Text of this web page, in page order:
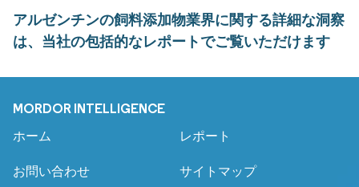
アルゼンチンの飼料添加物業界に関する詳細な洞察
は、当社の包括的なレポートでご覧いただけます
MORDOR INTELLIGENCE
ホーム レポート
お問い合わせ サイトマップ